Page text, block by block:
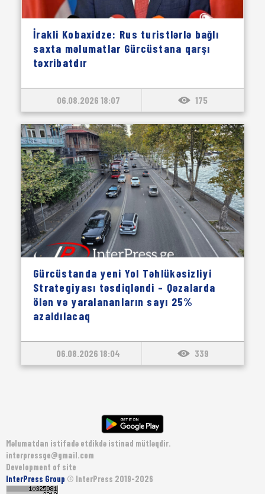
İrakli Kobaxidze: Rus turistlərlə bağlı
saxta məlumatlar Gürcüstana qarşı
təxribatdır
06.08.2026 18:07 175
Gürcüstanda yeni Yol Təhlükəsizliyi
Strategiyası təsdiqləndi – Qəzalarda
ölən və yaralananların sayı 25%
azaldılacaq
06.08.2026 18:04 339
Məlumatdan istifadə etdikdə istinad mütləqdir.
interpressge@gmail.com
Development of site
InterPress Group © InterPress 2019-2026